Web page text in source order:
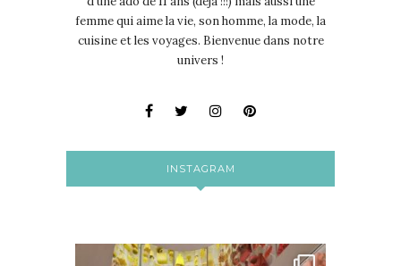
femme qui aime la vie, son homme, la mode, la
cuisine et les voyages. Bienvenue dans notre
univers !
INSTAGRAM